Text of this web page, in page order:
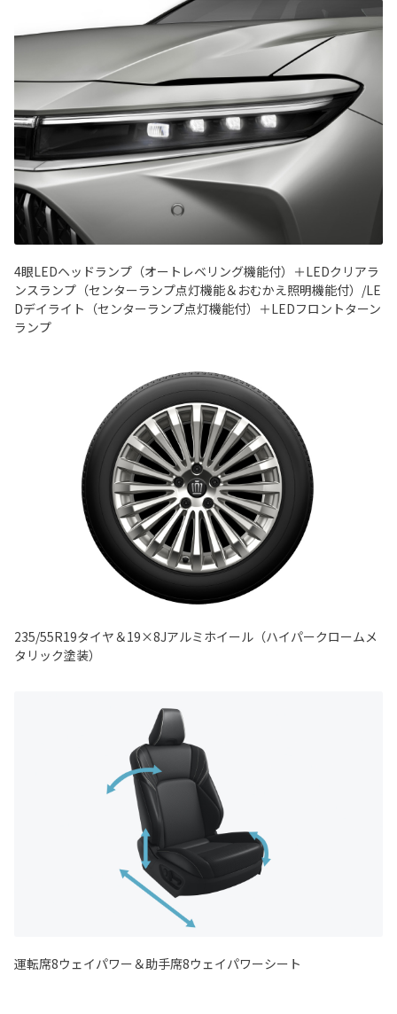
4眼LEDヘッドランプ（オートレベリング機能付）＋LEDクリアラ
ンスランプ（センターランプ点灯機能＆おむかえ照明機能付）/LE
Dデイライト（センターランプ点灯機能付）＋LEDフロントターン
ランプ
235/55R19タイヤ＆19×8Jアルミホイール（ハイパークロームメ
タリック塗装）
運転席8ウェイパワー＆助手席8ウェイパワーシート